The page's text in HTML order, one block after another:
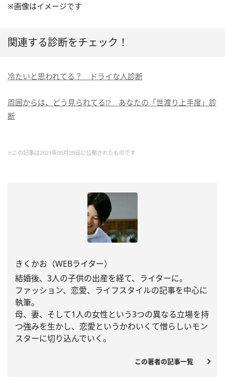
※画像はイメージです
関連する診断をチェック！
冷たいと思われてる？ ドライな人診断
周囲からは、どう見られてる!? あなたの「世渡り上手度」診
断
※この記事は2021年05月29日に公開されたものです
きくかお（WEBライター）
結婚後、3人の子供の出産を経て、ライターに。
ファッション、恋愛、 ライフスタイルの記事を中心に
執筆。
母、妻、 そして1人の女性という3つの異なる立場を持
つ強みを生かし、 恋愛というかわいくて憎らしいモン
スターに切り込んでいく。
この著者の記事一覧